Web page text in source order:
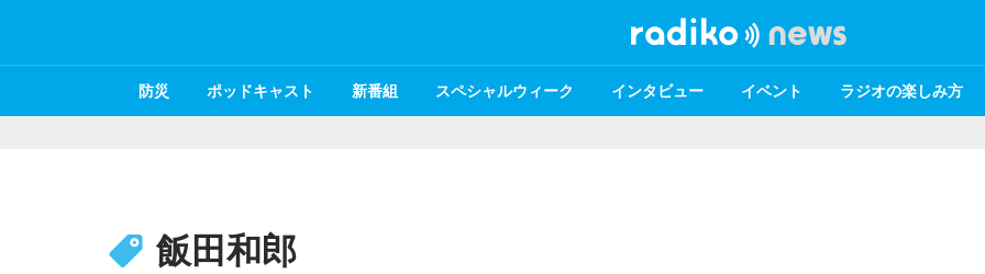
防災 ポッドキャスト 新番組 スペシャルウィーク インタビュー イベント ラジオの楽しみ方
飯田和郎